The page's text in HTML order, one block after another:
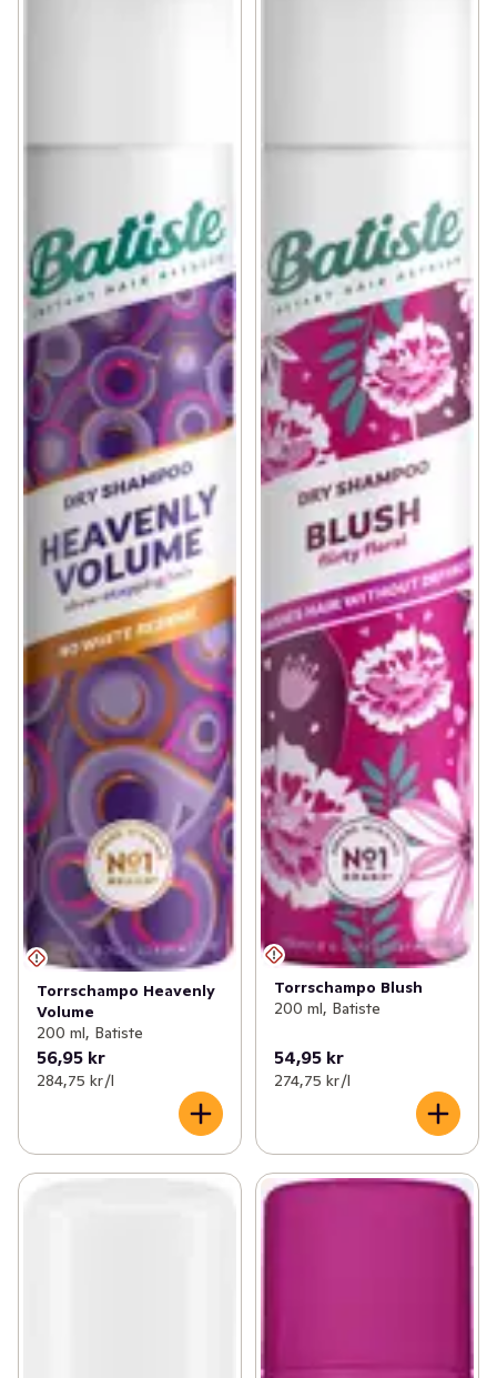
Torrschampo Heavenly
Volume
200 ml, Batiste
56,95 kr
284,75 kr /l
Torrschampo Blush
200 ml, Batiste
54,95 kr
274,75 kr /l